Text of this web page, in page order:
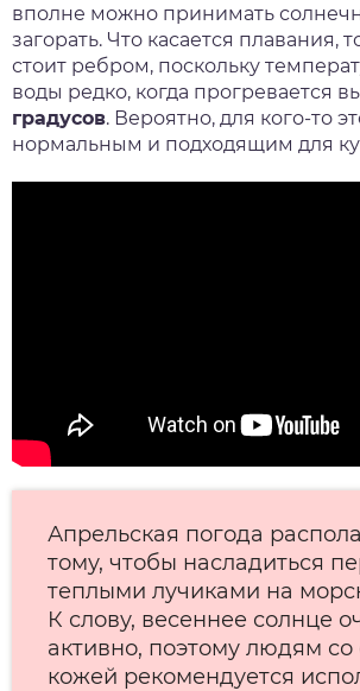
вполне можно принимать
загорать. Что касается плавания,
стоит ребром, поскольку
воды редко, когда прогревается
градусов. Вероятно, для кого-то
нормальным и подходящим для
Апрельская погода
тому, чтобы насладиться
теплыми лучиками на
К слову, весеннее солнце
активно, поэтому людям со
кожей рекомендуется